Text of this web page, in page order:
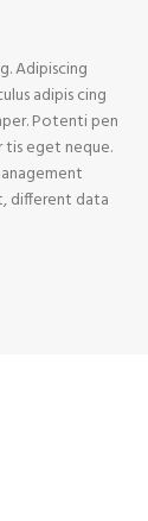
Adipiscing
adipis cing
Potenti pen
tis eget neque.
different data